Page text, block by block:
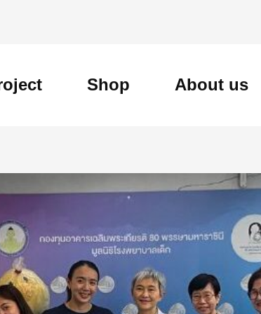
Shop About us